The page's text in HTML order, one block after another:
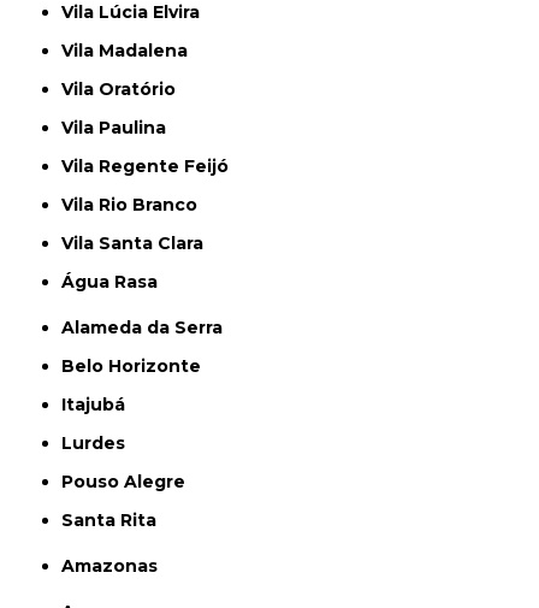
Vila Lúcia Elvira
Vila Madalena
Vila Oratório
Vila Paulina
Vila Regente Feijó
Vila Rio Branco
Vila Santa Clara
Água Rasa
Alameda da Serra
Belo Horizonte
Itajubá
Lurdes
Pouso Alegre
Santa Rita
Amazonas